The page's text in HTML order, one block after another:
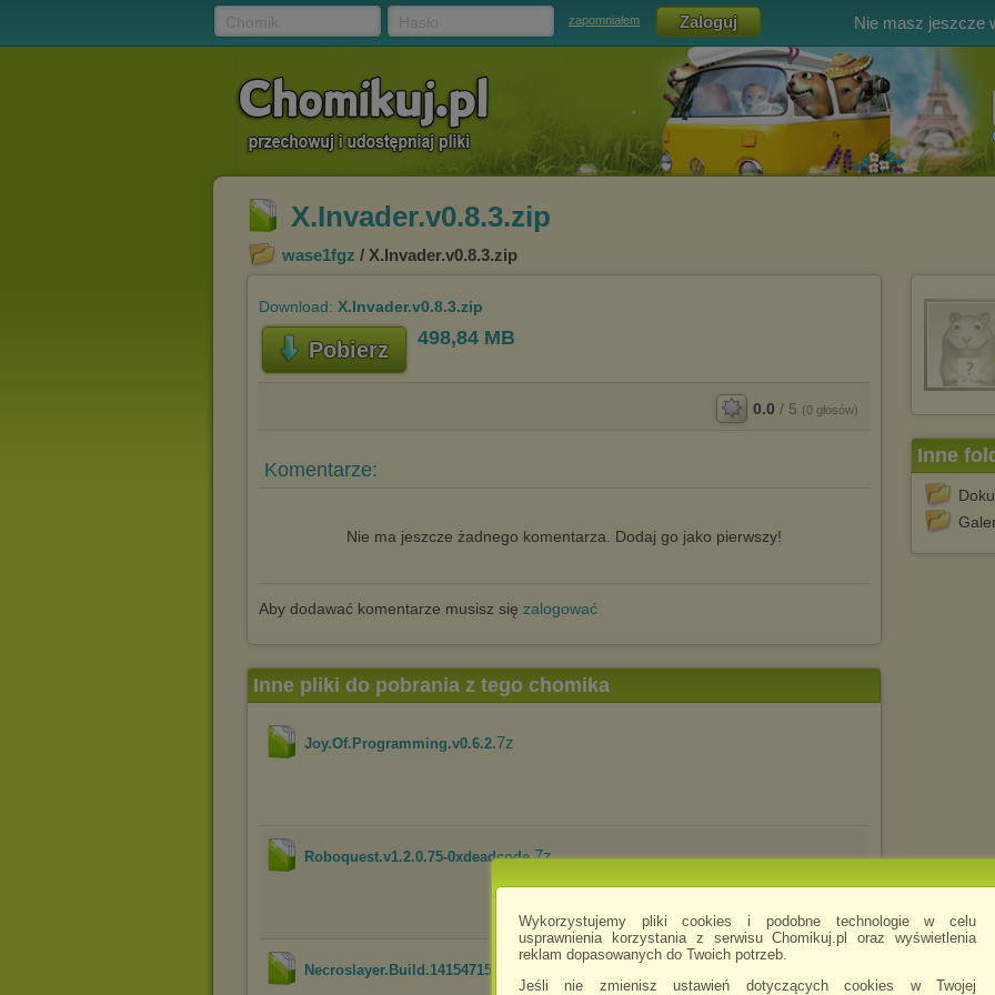
Wykorzystujemy pliki cookies i podobne technologie w celu
usprawnienia korzystania z serwisu Chomikuj.pl oraz wyświetlenia
reklam dopasowanych do Twoich potrzeb.
Jeśli nie zmienisz ustawień dotyczących cookies w Twojej
zapomniałem Nie masz jeszcze
X.Invader.v0.8.3.zip
wase1fgz / X.Invader.v0.8.3.zip
Download: X.Invader.v0.8.3.zip
Pobierz 498,84 MB
0.0 / 5 (0 głosów)
Komentarze:
Nie ma jeszcze żadnego komentarza. Dodaj go jako pierwszy!
Aby dodawać komentarze musisz się zalogować
Inne
Inne pliki do pobrania z tego chomika
Joy.Of.Programming.v0.6.2.7z
Roboquest.v1.2.0.75-0xdeadcode.7z
Necroslayer.Build.14154715